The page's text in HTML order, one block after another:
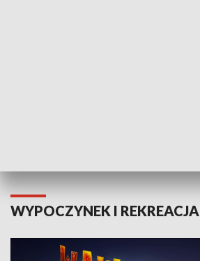
WYPOCZYNEK I REKREACJA